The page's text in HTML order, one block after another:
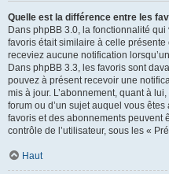
Quelle est la différence entre les
Dans phpBB 3.0, la fonctionnalité
favoris était similaire à celle
receviez aucune notification
Dans phpBB 3.3, les favoris sont
pouvez à présent recevoir une
mis à jour. L’abonnement, quant à
forum ou d’un sujet auquel vous
favoris et des abonnements peuvent
contrôle de l’utilisateur, sous les «
Haut